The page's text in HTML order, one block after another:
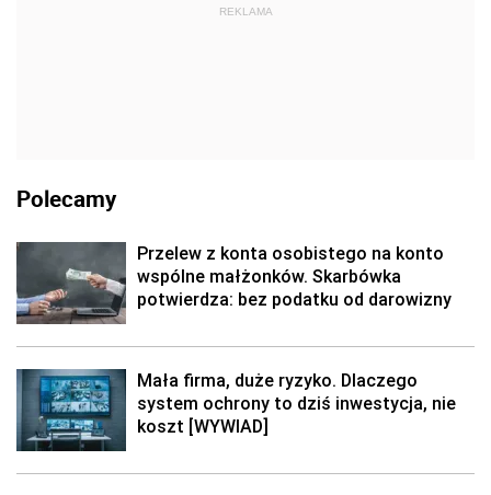
REKLAMA
Polecamy
Przelew z konta osobistego na konto
wspólne małżonków. Skarbówka
potwierdza: bez podatku od darowizny
Mała firma, duże ryzyko. Dlaczego
system ochrony to dziś inwestycja, nie
koszt [WYWIAD]